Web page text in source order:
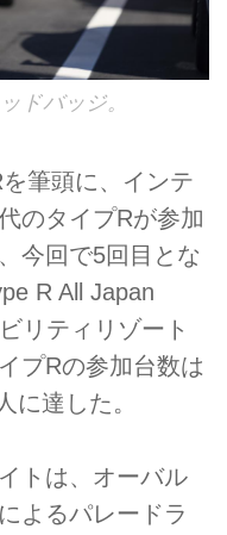
ドバッジ。
筆頭に、インテ
のタイプRが参加
今回で5回目とな
R All Japan
リティリゾート
プRの参加台数は
に達した。
トは、オーバル
よるパレードラ